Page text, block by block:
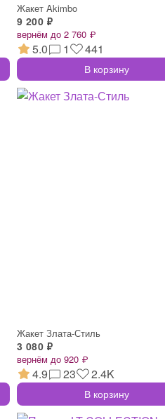
Жакет Akimbo
9 200 ₽
вернём до 2 760 ₽
5.0 1 441
В корзину
Жакет Злата-Стиль
3 080 ₽
вернём до 920 ₽
4.9 23 2.4K
В корзину